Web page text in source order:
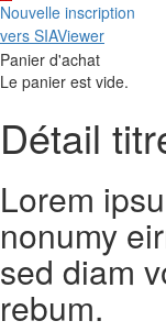
Nouvelle inscription
vers SIAViewer
Panier d'achat
Le panier est vide.
Détail
Lorem
nonumy
sed diam
rebum.